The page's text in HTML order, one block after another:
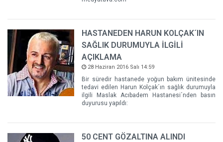
HASTANEDEN HARUN KOLÇAK´IN
SAĞLIK DURUMUYLA İLGİLİ
AÇIKLAMA
28 Haziran 2016 Salı 14:59
Bir süredir hastanede yoğun bakım ünitesinde
tedavi edilen Harun Kolçak´ın sağlık durumuyla
ilgili Maslak Acıbadem Hastanesi´nden basın
duyurusu yapıldı:
50 CENT GÖZALTINA ALINDI